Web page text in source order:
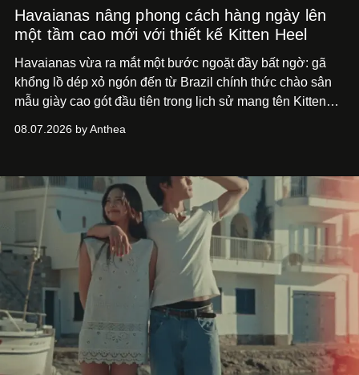
Havaianas nâng phong cách hàng ngày lên
một tầm cao mới với thiết kế Kitten Heel
Havaianas vừa ra mắt một bước ngoặt đầy bất ngờ: gã
khổng lồ dép xỏ ngón đến từ Brazil chính thức chào sân
mẫu giày cao gót đầu tiên trong lịch sử mang tên Kitten
08.07.2026 by Anthea